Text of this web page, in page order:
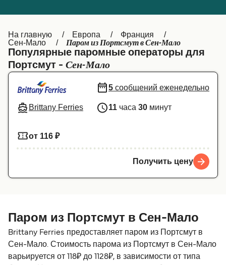
Italia Canada (FR)
Canada België (NL)
Ελλάδα Belgique (FR)
Polska Deutschland
Schweiz (DE)
Україна
На главную Европа
Франция
Сен-Мало
Паром из Портсмут в Сен-Мало
Популярные паромные операторы для
Портсмут - Сен-Мало
Brittany Ferries
5 сообщений еженедельно
11 часа 30 минут
от 116 ₽
Получить цену
Паром из Портсмут в Сен-Мало
Brittany Ferries предоставляет паром из Портсмут в
Сен-Мало. Стоимость парома из Портсмут в Сен-Мало
варьируется от 118₽ до 1128₽, в зависимости от типа